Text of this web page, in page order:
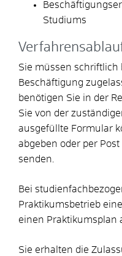
Studiums
Sie müssen schriftlich
Beschäftigung
benötigen Sie in der
Sie von der
ausgefüllte Formular
abgeben oder per
senden.
Bei
Praktikumsbetrieb
einen Praktikumsplan
Sie erhalten die